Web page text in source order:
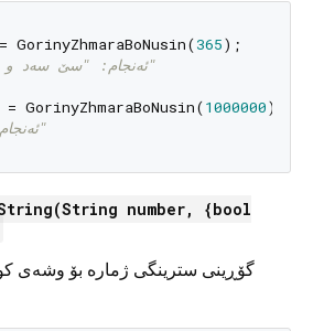
365
// ئەنجام: "سێ سەد و شەست و پێنج"
GorinyZhmaraBoNusin(1000000
// ئەنجام: "یەک ملیۆن"
number, {bool
گۆڕینی سترینگی ژمارە بۆ وشەی